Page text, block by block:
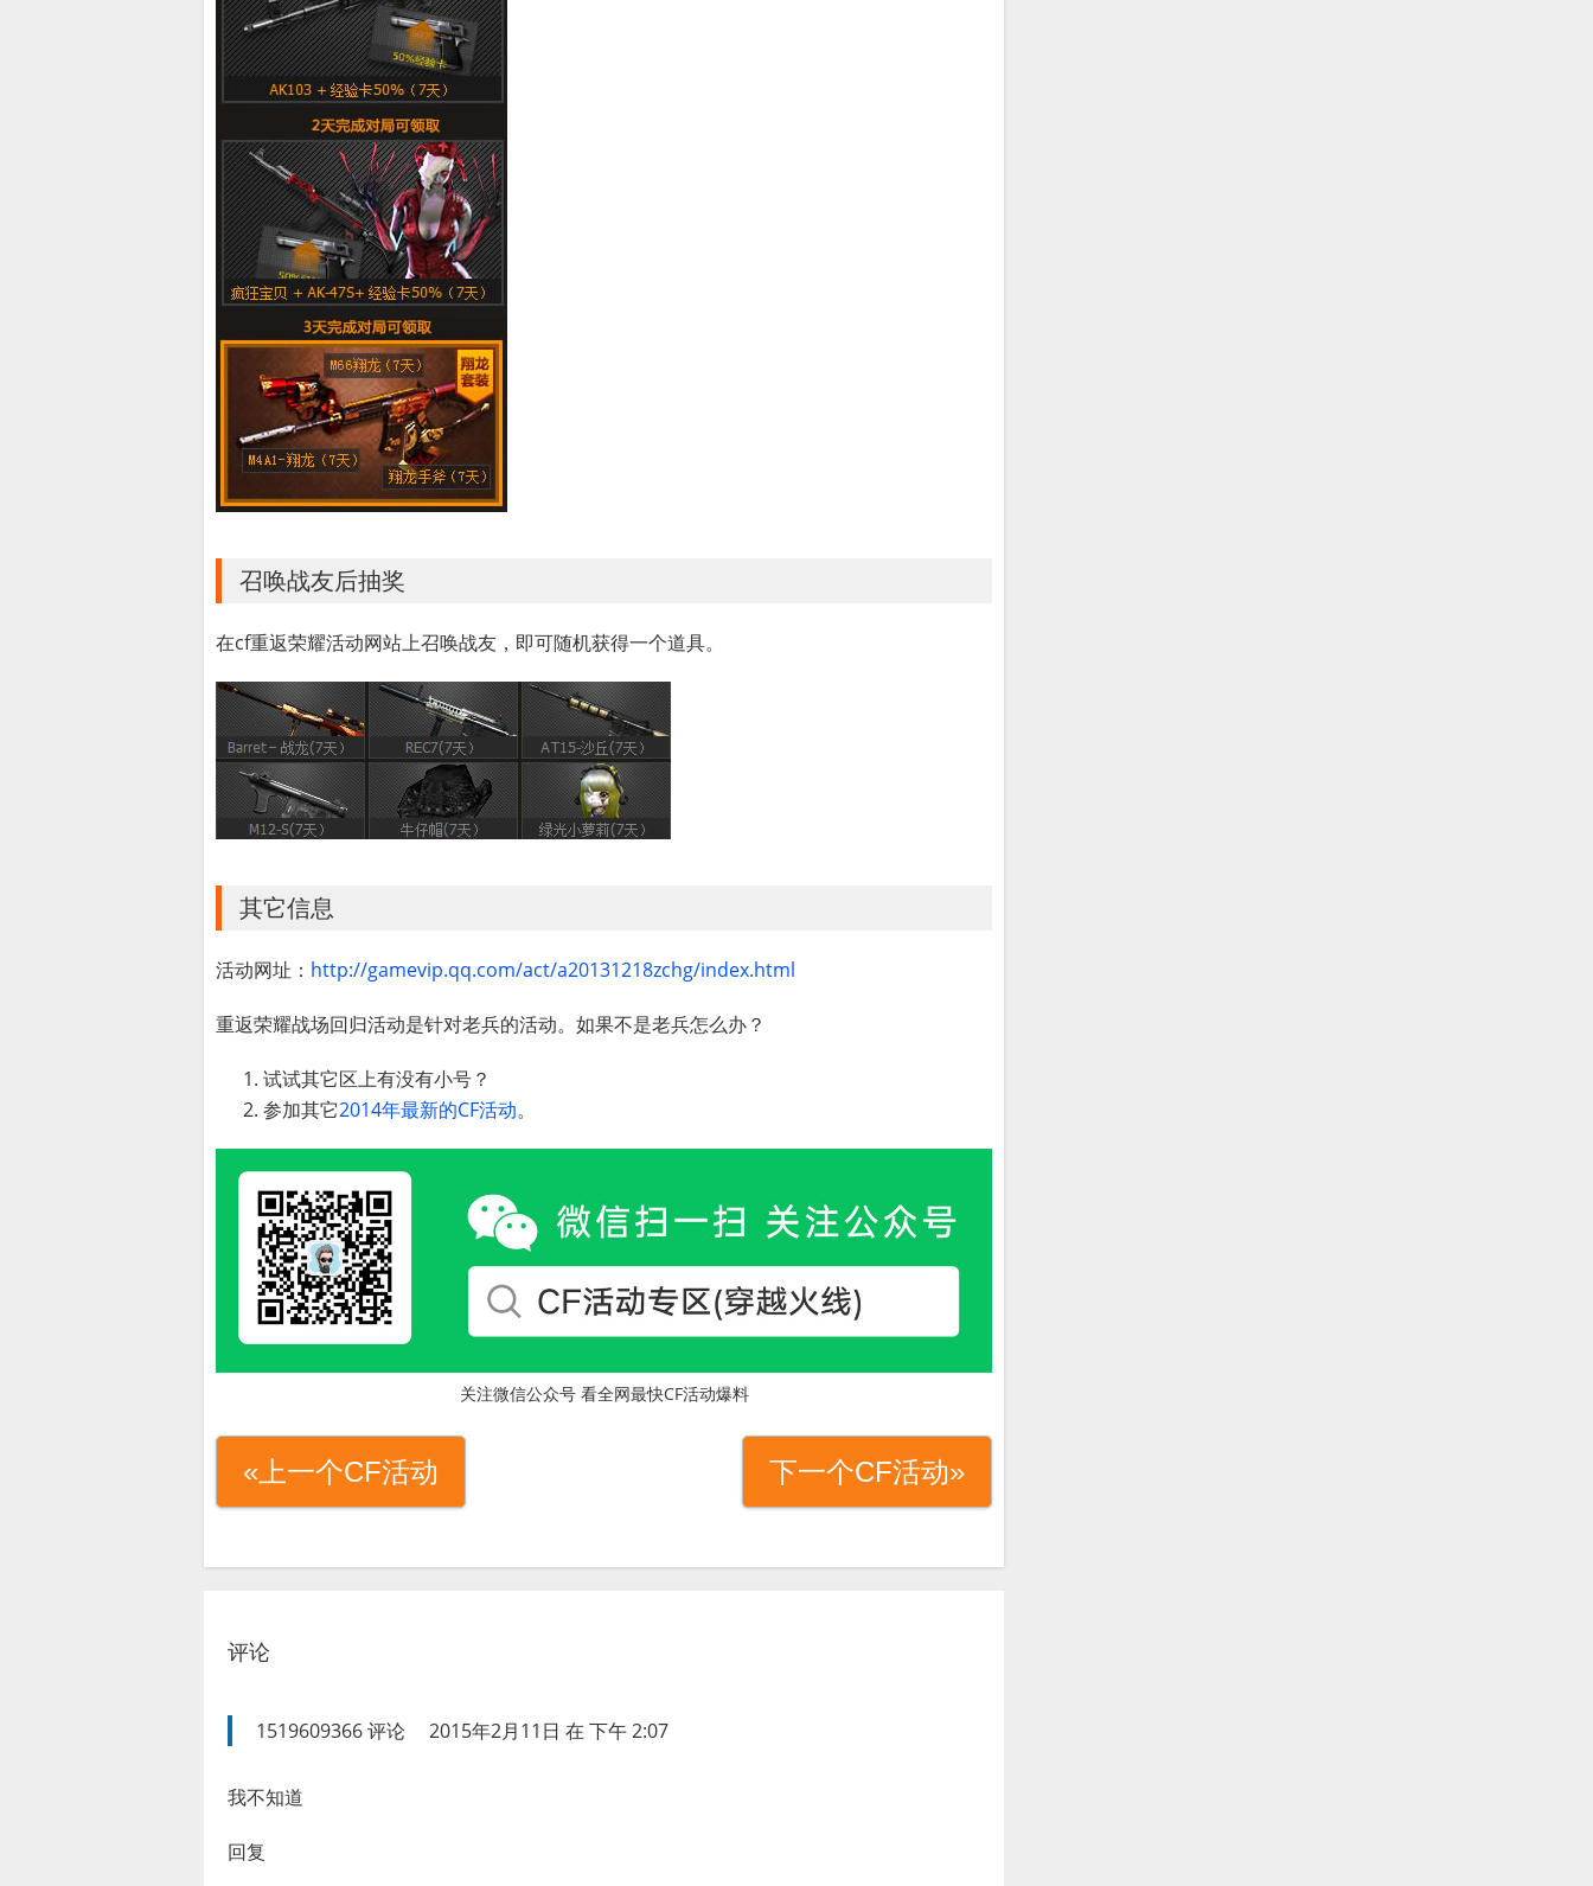
召唤战友后抽奖
在cf重返荣耀活动网站上召唤战友，即可随机获得一个道具。
其它信息
活动网址： http://gamevip.qq.com/act/a20131218zchg/index.html
重返荣耀战场回归活动是针对老兵的活动。如果不是老兵怎么办？
试试其它区上有没有小号？
参加其它2014年最新的CF活动。
关注微信公众号 看全网最快CF活动爆料
«上一个CF活动 下一个CF活动»
评论
1519609366评论 2015年2月11日 在 下午 2:07
我不知道
回复